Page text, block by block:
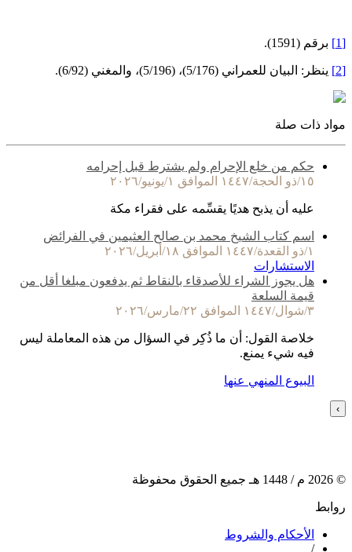
[1] برقم (1591).
[2] ينظر: البيان للعمراني (5/176)، (5/196)، والمغني (6/92).
مواد ذات صلة
حكم من خلع الإحرام ولم يشترط قبل إحرامه
١٥/ذو الحجة/١٤٤٧ الموافق ١/يونيو/٢٠٢٦
عليه أن يذبح هديًا يقسِّمه على فقراء مكة
اسم كتاب الشيخ محمد بن صالح العثيمين في الفرائض
١/ذو القعدة/١٤٤٧ الموافق ١٨/أبريل/٢٠٢٦
الاستشارات
هل يجوز الشراء للأصدقاء بالنقاط ثم يدفعون مبلغا أقل من
قيمة السلعة
٣/شوال/١٤٤٧ الموافق ٢٢/مارس/٢٠٢٦
خلاصة القول: أن ما ذُكِر في السؤال من هذه المعاملة ليس
فيه شيء يمنع.
البيوع المنهي عنها
›
©
2026 م / 1448 هـ جميع الحقوق محفوظة
روابط
الأحكام والشروط
/